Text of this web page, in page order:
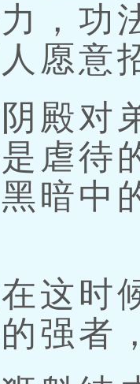
，功
愿意
对弟
虐待
暗中
时候
强者